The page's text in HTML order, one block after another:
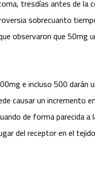
tresdías antes de
sobrecuanto
observaron que 50mg
e incluso 500 darán
causar un
de forma parecida a
del receptor en el